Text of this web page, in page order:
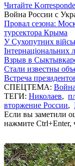
Читайте
Война России с
Провал сезона:
турсектора Крыма
У Сухопутних
Інтернаціональних
Взрыв в
Стали известны
Встреча
СПЕЦТЕМА:
ТЕГИ: Николаев,
вторжение России,
Если вы заметили
нажмите Ctrl+Enter,